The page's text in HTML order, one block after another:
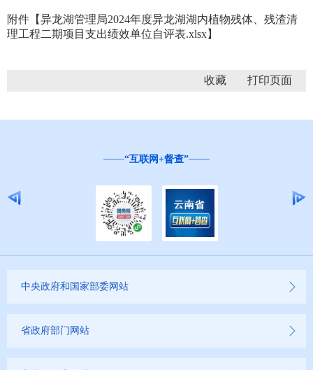
附件【异龙湖管理局2024年度异龙湖湖内植物残体、残渣清
理工程二期项目支出绩效单位自评表.xlsx】
收藏
“互联网+督查”
中央政府和国家部委网站
省政府部门网站